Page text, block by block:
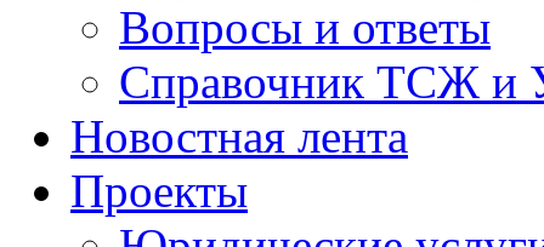
Вопросы и ответы
Справочник ТСЖ и
Новостная лента
Проекты